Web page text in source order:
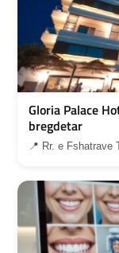
Gloria Palace
bregdetar
📍 Rr. e Fshatrave